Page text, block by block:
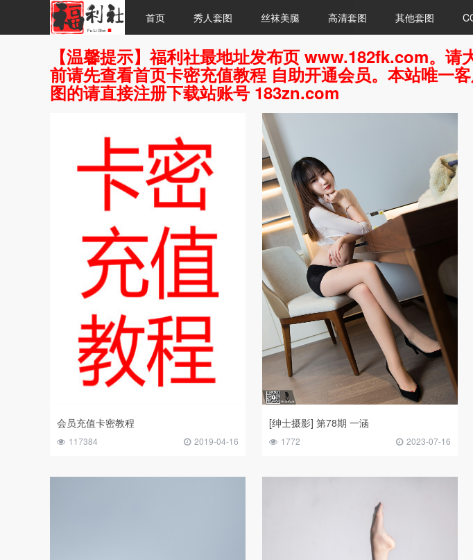
首页 秀人套图 丝袜美腿 高清套图 其他套图
【温馨提示】福利社最地址发布页 www.182fk.com。
前请先查看首页卡密充值教程 自助开通会员。本站唯一
图的请直接注册下载站账号 183zn.com
会员充值卡密教程
117384 2019-04-16
[绅士摄影] 第78期 一涵
1772 2023-07-16